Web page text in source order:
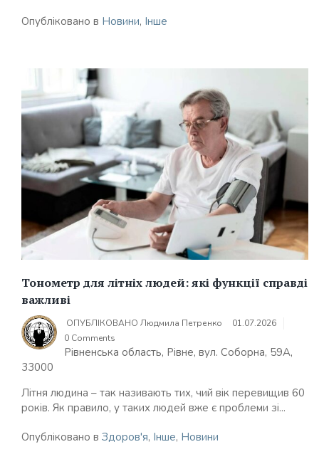
Опубліковано в Новини, Інше
Тонометр для літніх людей: які функції справді
важливі
ОПУБЛІКОВАНО Людмила Петренко
01.07.2026
0 Comments
Рівненська область, Рівне, вул. Соборна, 59А,
33000
Літня людина – так називають тих, чий вік перевищив 60
років. Як правило, у таких людей вже є проблеми зі...
Опубліковано в Здоров'я, Інше, Новини